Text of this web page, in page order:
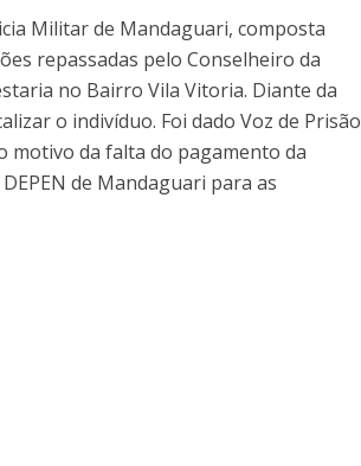
Militar de Mandaguari, composta
repassadas pelo Conselheiro da
no Bairro Vila Vitoria. Diante da
o indivíduo. Foi dado Voz de Prisão
motivo da falta do pagamento da
de Mandaguari para as